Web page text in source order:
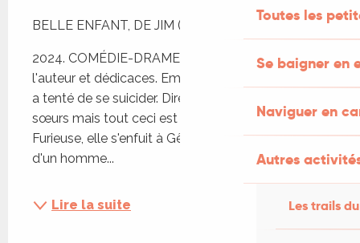
Toutes les
Se baigner en
Naviguer en
Autres
Les trails
BELLE ENFANT, DE JIM (THIERRY TERRASSON)
2024. COMÉDIE-DRAME. Présentation du film par
l'auteur et dédicaces. Emily apprend que sa mère
a tenté de se suicider. Direction l’Italie avec ses
sœurs mais tout ceci est une mise en scène.
Furieuse, elle s'enfuit à Gênes et fait connaissance
d'un homme...
Lire la suite